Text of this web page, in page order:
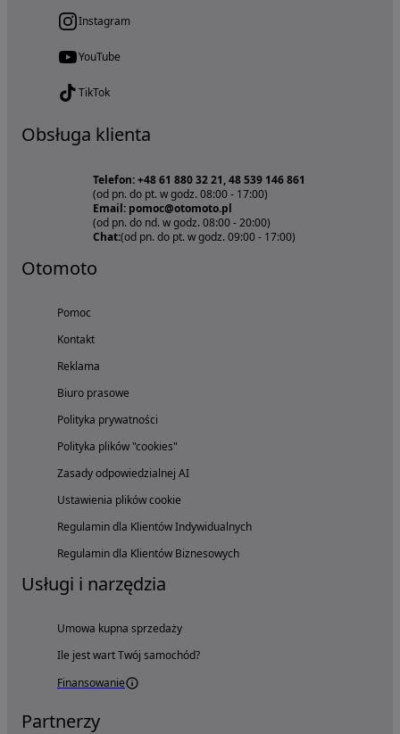
Instagram
YouTube
TikTok
Obsługa klienta
Telefon: +48 61 880 32 21, 48 539 146 861
(od pn. do pt. w godz. 08:00 - 17:00)
Email: pomoc@otomoto.pl
(od pn. do nd. w godz. 08:00 - 20:00)
Chat:(od pn. do pt. w godz. 09:00 - 17:00)
Otomoto
Pomoc
Kontakt
Reklama
Biuro prasowe
Polityka prywatności
Polityka plików "cookies"
Zasady odpowiedzialnej AI
Ustawienia plików cookie
Regulamin dla Klientów Indywidualnych
Regulamin dla Klientów Biznesowych
Usługi i narzędzia
Umowa kupna sprzedaży
Ile jest wart Twój samochód?
Finansowanie
Partnerzy